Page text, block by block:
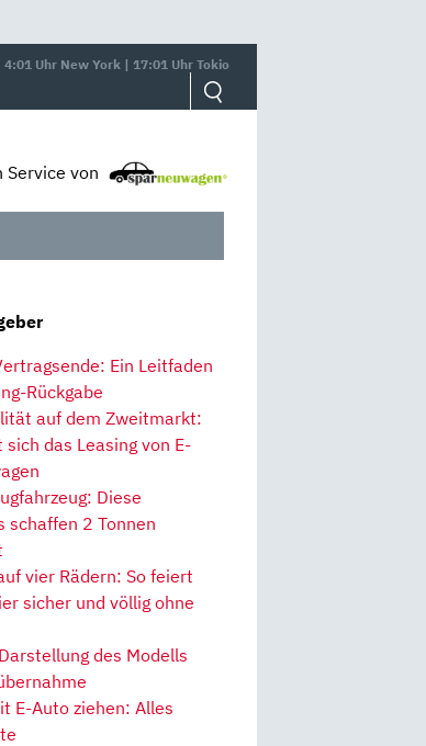
Uhr New York | 17:01 Uhr Tokio
Service von
Ein Leitfaden
Rückgabe
auf dem Zweitmarkt:
das Leasing von E-
Diese
schaffen 2 Tonnen
vier Rädern: So feiert
sicher und völlig ohne
des Modells
E-Auto ziehen: Alles